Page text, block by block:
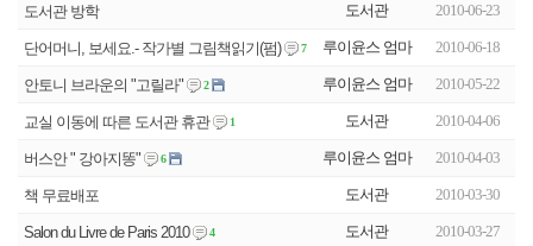
도서관 방학 도서관 2010-06-23
단어머니, 보세요.- 작가별 그림책읽기(펌) 7 루이윤스 엄마 2010-06-18
안토니 브라운의 "고릴라" 2 루이윤스 엄마 2010-05-22
교실 이동에 따른 도서관 휴관 1 도서관 2010-04-06
버스안 " 강아지똥" 6 루이윤스 엄마 2010-04-03
책 무료배포 도서관 2010-03-30
Salon du Livre de Paris 2010 4 도서관 2010-03-27